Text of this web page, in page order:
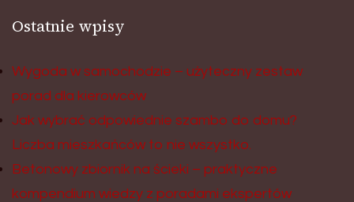
Ostatnie wpisy
Wygoda w samochodzie – użyteczny zestaw
porad dla kierowców
Jak wybrać odpowiednie szambo do domu?
Liczba mieszkańców to nie wszystko.
Betonowy zbiornik na ścieki – praktyczne
kompendium wiedzy z poradami ekspertów